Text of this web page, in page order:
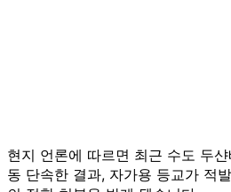
현지 언론에 따르면 최근 수도 두
동 단속한 결과, 자가용 등교가 적